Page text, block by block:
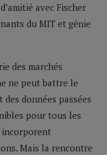
avec Fischer
du MIT et génie
des marchés
ne peut battre le
données passées
pour tous les
incorporent
Mais la rencontre